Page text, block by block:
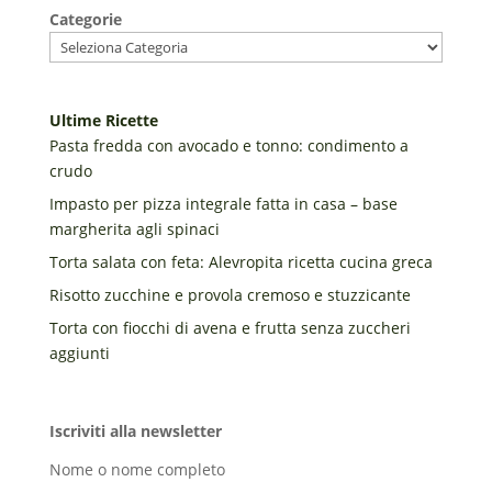
Categorie
Ultime Ricette
Pasta fredda con avocado e tonno: condimento a
crudo
Impasto per pizza integrale fatta in casa – base
margherita agli spinaci
Torta salata con feta: Alevropita ricetta cucina greca
Risotto zucchine e provola cremoso e stuzzicante
Torta con fiocchi di avena e frutta senza zuccheri
aggiunti
Iscriviti alla newsletter
Nome o nome completo